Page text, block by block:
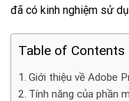
đã có kinh nghiệm sử
Table of Contents
Giới thiệu về Adobe
Tính năng của phần